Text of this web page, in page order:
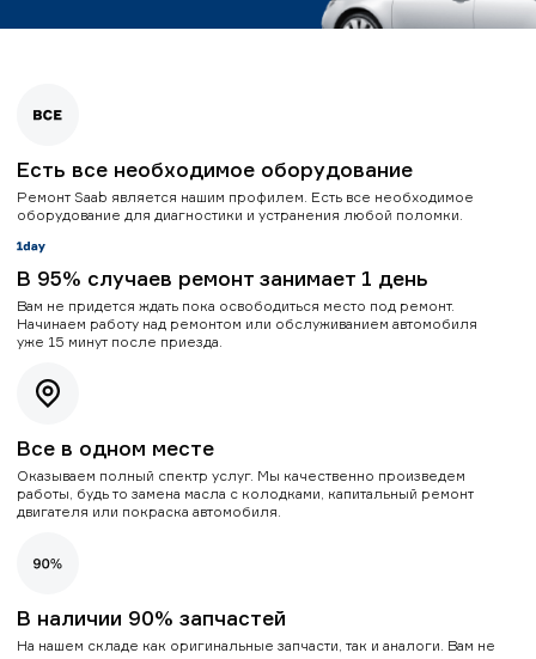
Есть все необходимое оборудование
Ремонт Saab является нашим профилем. Есть все необходимое
оборудование для диагностики и устранения любой поломки.
В 95% случаев ремонт занимает 1 день
Вам не придется ждать пока освободиться место под ремонт.
Начинаем работу над ремонтом или обслуживанием автомобиля
уже 15 минут после приезда.
Все в одном месте
Оказываем полный спектр услуг. Мы качественно произведем
работы, будь то замена масла с колодками, капитальный ремонт
двигателя или покраска автомобиля.
В наличии 90% запчастей
На нашем складе как оригинальные запчасти, так и аналоги. Вам не